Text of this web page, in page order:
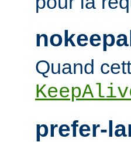
Quand
prefer-